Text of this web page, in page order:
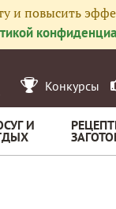
и повысить
Конкурсы
И